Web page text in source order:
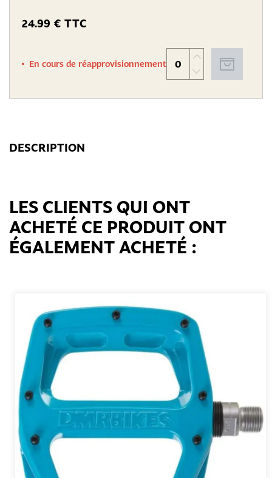
24.99 € TTC
En cours de réapprovisionnement
DESCRIPTION
LES CLIENTS QUI ONT
ACHETÉ CE PRODUIT ONT
ÉGALEMENT ACHETÉ :